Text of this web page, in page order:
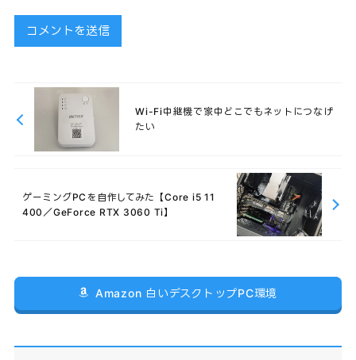
Wi-Fi中継機で家中どこでもネットにつなげ
たい
ゲーミングPCを自作してみた【Core i5 11
400／GeForce RTX 3060 Ti】
Amazon 白いデスクトップPC環境